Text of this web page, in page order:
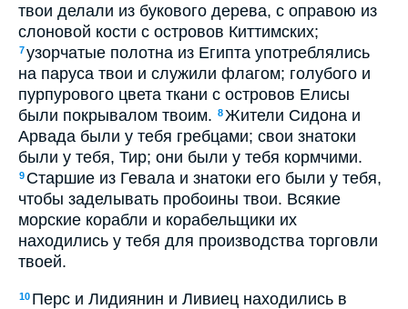
твои делали из букового дерева, с оправою из
слоновой кости с островов Киттимских;
7узорчатые полотна из Египта употреблялись
на паруса твои и служили флагом; голубого и
пурпурового цвета ткани с островов Елисы
были покрывалом твоим. 8Жители Сидона и
Арвада были у тебя гребцами; свои знатоки
были у тебя, Тир; они были у тебя кормчими.
9 Старшие из Гевала и знатоки его были у тебя,
чтобы заделывать пробоины твои. Всякие
морские корабли и корабельщики их
находились у тебя для производства торговли
твоей.
10 Перс и Лидиянин и Ливиец находились в